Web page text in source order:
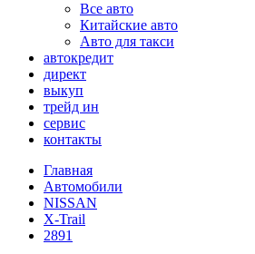
Все авто
Китайские авто
Авто для такси
автокредит
директ
выкуп
трейд ин
сервис
контакты
Главная
Автомобили
NISSAN
X-Trail
2891